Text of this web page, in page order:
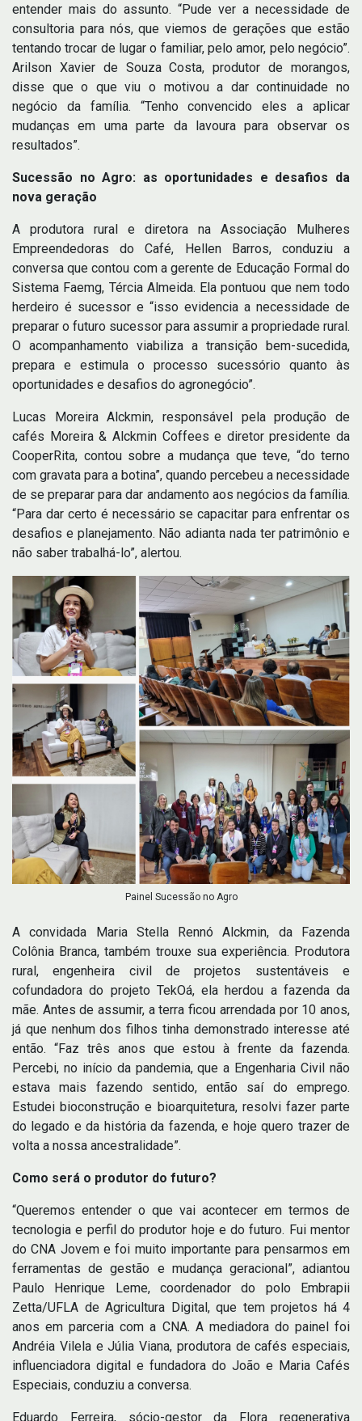
entender mais do assunto. “Pude ver a necessidade de
consultoria para nós, que viemos de gerações que estão
tentando trocar de lugar o familiar, pelo amor, pelo negócio”.
Arilson Xavier de Souza Costa, produtor de morangos,
disse que o que viu o motivou a dar continuidade no
negócio da família. “Tenho convencido eles a aplicar
mudanças em uma parte da lavoura para observar os
resultados”.
Sucessão no Agro: as oportunidades e desafios da
nova geração
A produtora rural e diretora na Associação Mulheres
Empreendedoras do Café, Hellen Barros, conduziu a
conversa que contou com a gerente de Educação Formal do
Sistema Faemg, Tércia Almeida. Ela pontuou que nem todo
herdeiro é sucessor e “isso evidencia a necessidade de
preparar o futuro sucessor para assumir a propriedade rural.
O acompanhamento viabiliza a transição bem-sucedida,
prepara e estimula o processo sucessório quanto às
oportunidades e desafios do agronegócio”.
Lucas Moreira Alckmin, responsável pela produção de
cafés Moreira & Alckmin Coffees e diretor presidente da
CooperRita, contou sobre a mudança que teve, “do terno
com gravata para a botina”, quando percebeu a necessidade
de se preparar para dar andamento aos negócios da família.
“Para dar certo é necessário se capacitar para enfrentar os
desafios e planejamento. Não adianta nada ter patrimônio e
não saber trabalhá-lo”, alertou.
Painel Sucessão no Agro
A convidada Maria Stella Rennó Alckmin, da Fazenda
Colônia Branca, também trouxe sua experiência. Produtora
rural, engenheira civil de projetos sustentáveis e
cofundadora do projeto TekOá, ela herdou a fazenda da
mãe. Antes de assumir, a terra ficou arrendada por 10 anos,
já que nenhum dos filhos tinha demonstrado interesse até
então. “Faz três anos que estou à frente da fazenda.
Percebi, no início da pandemia, que a Engenharia Civil não
estava mais fazendo sentido, então saí do emprego.
Estudei bioconstrução e bioarquitetura, resolvi fazer parte
do legado e da história da fazenda, e hoje quero trazer de
volta a nossa ancestralidade”.
Como será o produtor do futuro?
“Queremos entender o que vai acontecer em termos de
tecnologia e perfil do produtor hoje e do futuro. Fui mentor
do CNA Jovem e foi muito importante para pensarmos em
ferramentas de gestão e mudança geracional”, adiantou
Paulo Henrique Leme, coordenador do polo Embrapii
Zetta/UFLA de Agricultura Digital, que tem projetos há 4
anos em parceria com a CNA. A mediadora do painel foi
Andréia Vilela e Júlia Viana, produtora de cafés especiais,
influenciadora digital e fundadora do João e Maria Cafés
Especiais, conduziu a conversa.
Eduardo Ferreira, sócio-gestor da Flora regenerativa